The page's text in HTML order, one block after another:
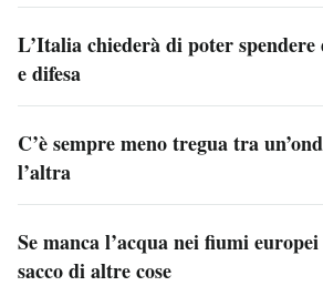
L’Italia chiederà di poter
e difesa
C’è sempre meno tregua tra
l’altra
Se manca l’acqua nei fiumi
sacco di altre cose